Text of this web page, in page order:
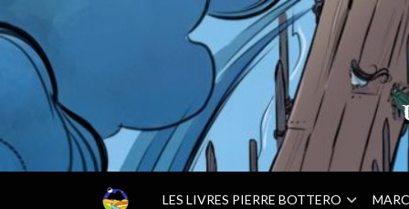
LES LIVRES PIERRE BOTTERO